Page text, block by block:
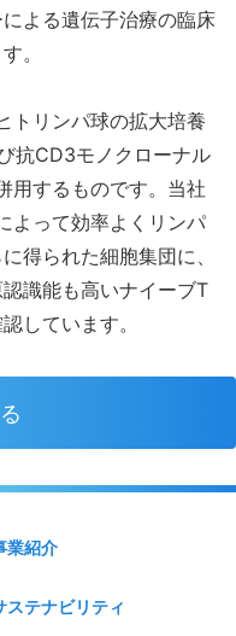
よる遺伝子治療の臨床
。
トリンパ球の拡大培養
抗CD3モノクローナル
用するものです。当社
よって効率よくリンパ
得られた細胞集団に、
識能も高いナイーブT
しています。
業紹介
ステナビリティ